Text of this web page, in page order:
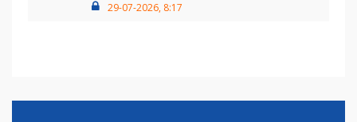
29-07-2026, 8:17